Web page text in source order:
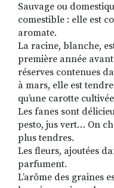
Sauvage ou
comestible : elle est
aromate.
La racine, blanche,
première année
réserves contenues
à mars, elle est
qu’une carotte
Les fanes sont
pesto, jus vert… On
plus tendres.
Les fleurs, ajoutées
parfument.
L’arôme des graines